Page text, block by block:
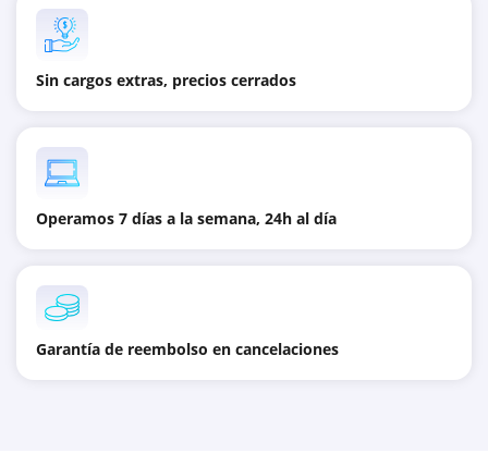
Sin cargos extras, precios cerrados
Operamos 7 días a la semana, 24h al día
Garantía de reembolso en cancelaciones